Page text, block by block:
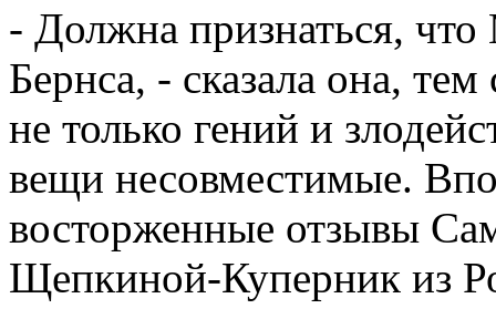
- Должна признаться,
Бернса, - сказала она,
не только гений и
вещи несовместимые.
восторженные отзывы
Щепкиной-Куперник из